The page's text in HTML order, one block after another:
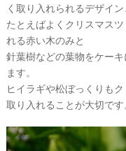
く取り入れられるデザイ
たとえばよくクリスマス
れる赤い木のみと
針葉樹などの葉物をケー
ます。
ヒイラギや松ぼっくりも
取り入れることが大切です
取
り